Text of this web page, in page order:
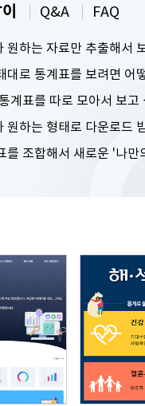
계표를 따로 모아서 보고
Q&A FAQ